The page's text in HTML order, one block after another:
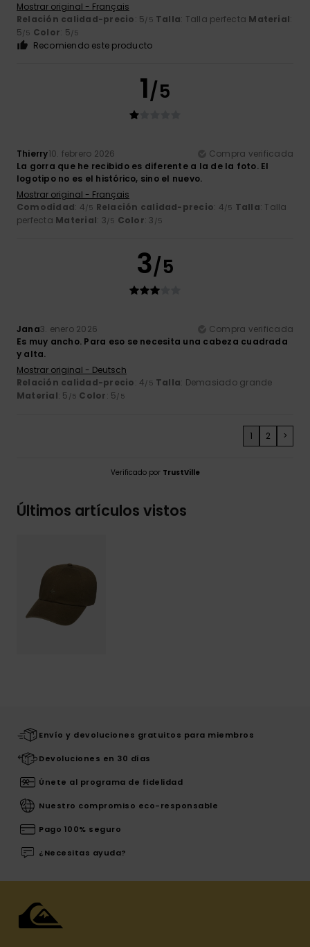
Mostrar original - Français
Relación calidad-precio: 5/5 Talla: Talla perfecta Material:
5/5 Color: 5/5
Recomiendo este producto
1/5
Thierry10. febrero 2026
Compra verificada
La gorra que he recibido es diferente a la de la foto. El
logotipo no es el histórico, sino el nuevo.
Mostrar original - Français
Comodidad: 4/5 Relación calidad-precio: 4/5 Talla: Talla
perfecta Material: 3/5 Color: 3 /5
3/5
Jana3. enero 2026
Compra verificada
Es muy ancho. Para eso se necesita una cabeza cuadrada
y alta.
Mostrar original - Deutsch
Relación calidad-precio: 4/5 Talla: Demasiado grande
Material: 5 /5 Color: 5/5
1 2 >
Verificado por TrustVille
Últimos artículos vistos
Envío y devoluciones gratuitos para miembros
Devoluciones en 30 días
Únete al programa de fidelidad
Nuestro compromiso eco-responsable
Pago 100% seguro
¿Necesitas ayuda?